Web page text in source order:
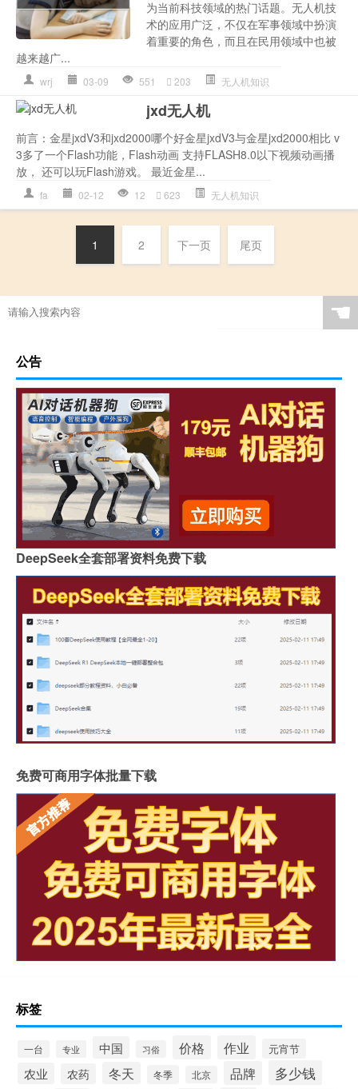
为当前科技领域的热门话题。无人机技
术的应用广泛，不仅在军事领域中扮演
着重要的角色，而且在民用领域中也被
越来越广...
wrj 03-09 551 203 无人机知识
jxd无人机
前言：金星jxdV3和jxd2000哪个好金星jxdV3与金星jxd2000相比 v
3多了一个Flash功能，Flash动画 支持FLASH8.0以下视频动画播
放， 还可以玩Flash游戏。 最近金星...
fa 02-12 12 623 无人机知识
1 2 下一页 尾页
☚
公告
DeepSeek全套部署资料免费下载
免费可商用字体批量下载
标签
一台 专业 中国 习俗 价格 作业 元宵节
农业 农药 冬天 冬季 北京 品牌 多少钱